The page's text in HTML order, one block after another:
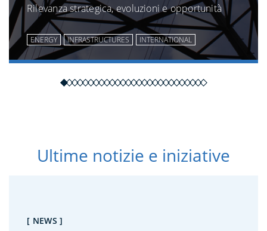
Rilevanza strategica, evoluzioni e opportunità
ENERGY INFRASTRUCTURES INTERNATIONAL
Ultime notizie e iniziative
[ NEWS ]